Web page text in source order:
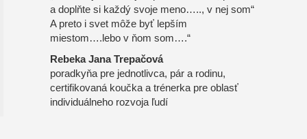
a doplňte si každý svoje meno….., v nej som“
A preto i svet môže byť lepším
miestom….lebo v ňom som….“
Rebeka Jana Trepačová
poradkyňa pre jednotlivca, pár a rodinu,
certifikovaná koučka a trénerka pre oblasť
individuálneho rozvoja ľudí